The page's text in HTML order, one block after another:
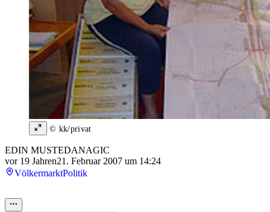
© kk/privat
EDIN MUSTEDANAGIC
vor 19 Jahren21. Februar 2007 um 14:24
VölkermarktPolitik